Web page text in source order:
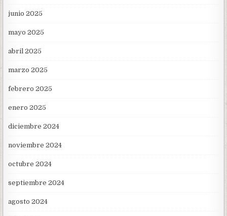
junio 2025
mayo 2025
abril 2025
marzo 2025
febrero 2025
enero 2025
diciembre 2024
noviembre 2024
octubre 2024
septiembre 2024
agosto 2024